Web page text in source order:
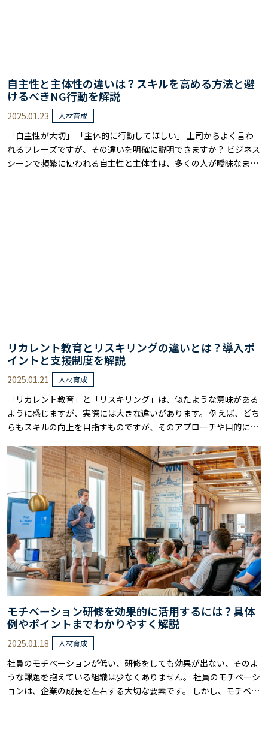
自主性と主体性の違いは？スキルを高める方法と避
けるべきNG行動を解説
2025.01.23 人材育成
「自主性が大切」 「主体的に行動してほしい」 上司からよく言わ
れるフレーズですが、その違いを明確に説明できますか？ ビジネス
シーンで頻繁に使われる自主性と主体性は、多くの人が曖昧なまま
リカレント教育とリスキリングの違いとは？導入ポ
イントと支援制度を解説
2025.01.21 人材育成
「リカレント教育」と「リスキリング」は、似たような意味がある
ように感じますが、実際には大きな違いがあります。 例えば、どち
らもスキルの向上を目指すものですが、そのアプローチや目的には
意味し、一方でリスキリングは主に職業に関連した新しいスキルを
学ぶことです。 本記事では、これらの違いを分かりやすく解説し、
リカレント教育を実際に導入するため……
モチベーション研修を効果的に活用するには？具体
例やポイントまでわかりやすく解説
2025.01.18 人材育成
社員のモチベーションが低い、研修をしても効果が出ない、そのよ
うな課題を抱えている組織は少なくありません。 社員のモチベーシ
ョンは、企業の成長を左右する大切な要素です。 しかし、モチベー